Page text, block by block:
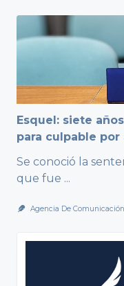
Esquel: siete
para culpable por
Se conoció la
que fue ...
Agencia De